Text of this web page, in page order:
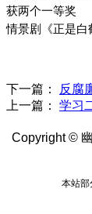
获两个一等奖
情景剧《正是白
下一篇：
反腐
上一篇：
学习
Copyright ©
本站部